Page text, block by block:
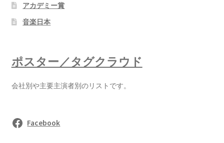
アカデミー賞
音楽日本
ポスター／タグクラウド
会社別や主要主演者別のリストです。
Facebook